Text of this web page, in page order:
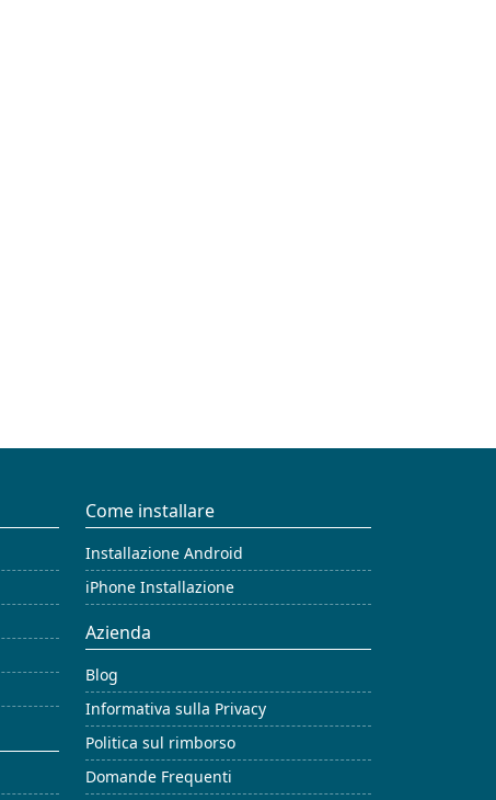
Come installare
Installazione Android
iPhone Installazione
Azienda
Blog
Informativa sulla Privacy
Politica sul rimborso
Domande Frequenti